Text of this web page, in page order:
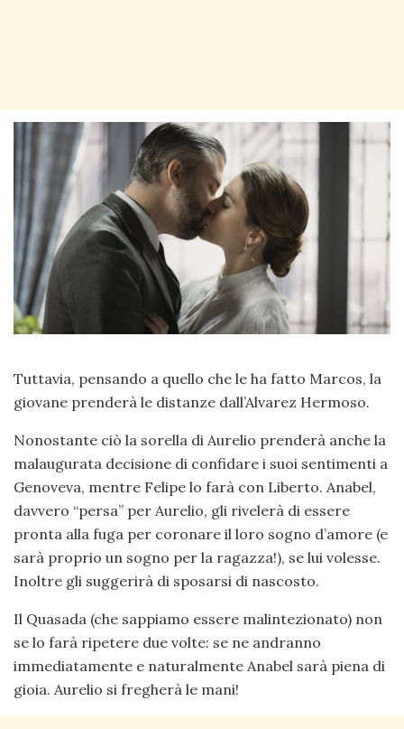
Tuttavia, pensando a quello che le ha fatto Marcos, la
giovane prenderà le distanze dall’Alvarez Hermoso.
Nonostante ciò la sorella di Aurelio prenderà anche la
malaugurata decisione di confidare i suoi sentimenti a
Genoveva, mentre Felipe lo farà con Liberto. Anabel,
davvero “persa” per Aurelio, gli rivelerà di essere
pronta alla fuga per coronare il loro sogno d’amore (e
sarà proprio un sogno per la ragazza!), se lui volesse.
Inoltre gli suggerirà di sposarsi di nascosto.
Il Quasada (che sappiamo essere malintezionato) non
se lo farà ripetere due volte: se ne andranno
immediatamente e naturalmente Anabel sarà piena di
gioia. Aurelio si fregherà le mani!